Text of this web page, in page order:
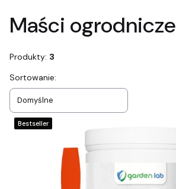
Maści ogrodnicze
Produkty: 3
Lista produktów
Sortowanie:
Domyślne
Bestseller